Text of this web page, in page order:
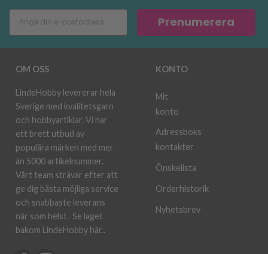
Prenumerera
OM OSS
LindeHobby levererar hela
Sverige med kvalitetsgarn
och hobbyartiklar. Vi har
ett brett utbud av
populära märken med mer
än 5000 artikelnummer.
Vårt team strävar efter att
ge dig bästa möjliga service
och snabbaste leverans
när som helst. Se laget
bakom LindeHobby här..
KONTO
Mit
konto
Adressboks
kontakter
Önskelista
Orderhistorik
Nyhetsbrev